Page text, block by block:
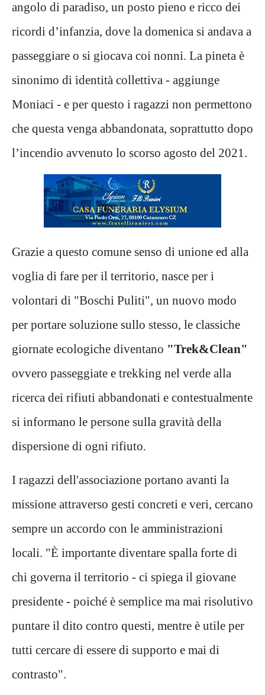
angolo di paradiso, un posto pieno e ricco dei
ricordi d’infanzia, dove la domenica si andava a
passeggiare o si giocava coi nonni. La pineta è
sinonimo di identità collettiva - aggiunge
Moniaci - e per questo i ragazzi non permettono
che questa venga abbandonata, soprattutto dopo
l’incendio avvenuto lo scorso agosto del 2021.
Grazie a questo comune senso di unione ed alla
voglia di fare per il territorio, nasce per i
volontari di "Boschi Puliti", un nuovo modo
per portare soluzione sullo stesso, le classiche
giornate ecologiche diventano "Trek&Clean"
ovvero passeggiate e trekking nel verde alla
ricerca dei rifiuti abbandonati e contestualmente
si informano le persone sulla gravità della
dispersione di ogni rifiuto.
I ragazzi dell'associazione portano avanti la
missione attraverso gesti concreti e veri, cercano
sempre un accordo con le amministrazioni
locali. "È importante diventare spalla forte di
chi governa il territorio - ci spiega il giovane
presidente - poiché è semplice ma mai risolutivo
puntare il dito contro questi, mentre è utile per
tutti cercare di essere di supporto e mai di
contrasto".